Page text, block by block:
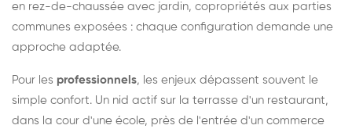
en rez-de-chaussée avec jardin, copropriétés aux parties
communes exposées : chaque configuration demande une
approche adaptée.
Pour les professionnels, les enjeux dépassent souvent le
simple confort. Un nid actif sur la terrasse d'un restaurant,
dans la cour d'une école, près de l'entrée d'un commerce